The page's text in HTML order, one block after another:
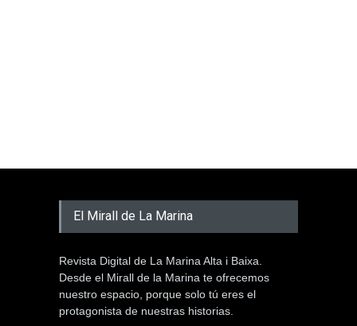
El Mirall de La Marina
Revista Digital de La Marina Alta i Baixa.
Desde el Mirall de la Marina te ofrecemos
nuestro espacio, porque solo tú eres el
protagonista de nuestras historias.